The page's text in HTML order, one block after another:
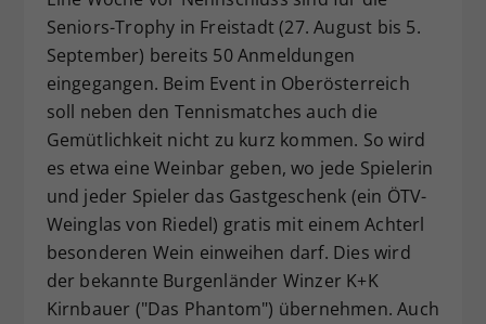
Seniors-Trophy in Freistadt (27. August bis 5.
September) bereits 50 Anmeldungen
eingegangen. Beim Event in Oberösterreich
soll neben den Tennismatches auch die
Gemütlichkeit nicht zu kurz kommen. So wird
es etwa eine Weinbar geben, wo jede Spielerin
und jeder Spieler das Gastgeschenk (ein ÖTV-
Weinglas von Riedel) gratis mit einem Achterl
besonderen Wein einweihen darf. Dies wird
der bekannte Burgenländer Winzer K+K
Kirnbauer ("Das Phantom") übernehmen. Auch
Zweck
Dieser Wert speichert Ihre Consent-
Einstellungen. Unter anderem eine
zufällig generierte ID, für die
vorgenommen Einstellungen, falls der
Webseiten-Betreiber dies eingestellt
hat.